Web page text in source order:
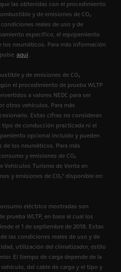
las obtenidas con el procedimiento
y de emisiones de CO₂
reales de uso y de
específico, el equipamiento
neumáticos. Para más información
aquí .
y de emisiones de CO₂
el procedimiento de prueba WLTP
a valores NEDC para ser
otros vehículos. Para más
Estas cifras no consideran
tipo de conducción practicada ni el
opcional incluido y pueden
de los neumáticos. Para más
y emisiones de CO₂
Vehículos Turismo de Venta en
y emisiones de CO₂" disponible en:
eléctrico mostradas son
prueba WLTP, en base al cual los
el 1 de septiembre de 2018. Estas
las condiciones reales de uso y de
utilización del climatizador, estilo
El tiempo de carga depende de la
del cable de carga y el tipo y